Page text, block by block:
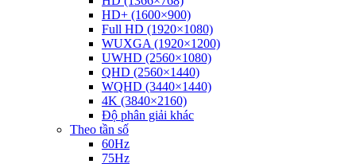
HD+ (1600×900)
Full HD (1920×1080)
WUXGA (1920×1200)
UWHD (2560×1080)
QHD (2560×1440)
WQHD (3440×1440)
4K (3840×2160)
Độ phân giải khác
Theo tần số
60Hz
75Hz